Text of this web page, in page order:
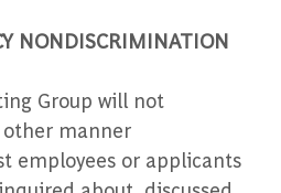
NONDISCRIMINATION
Group will not
manner
employees or applicants